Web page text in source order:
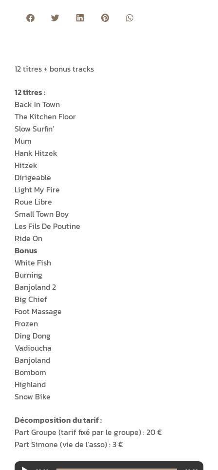
12 titres + bonus tracks
12 titres :
Back In Town
The Kitchen Floor
Slow Surfin’
Mum
Hank Hitzek
Hitzek
Dirigeable
Light My Fire
Roue Libre
Small Town Boy
Les Fils De Poutine
Ride On
Bonus
White Fish
Burning
Banjoland 2
Big Chief
Foot Massage
Frozen
Ding Dong
Vadioucha
Banjoland
Bombom
Highland
Snow Bike
Décomposition du tarif :
Part Groupe (tarif fixé par le groupe) : 20 €
Part Simone (vie de l’asso) : 3 €
Lecteur